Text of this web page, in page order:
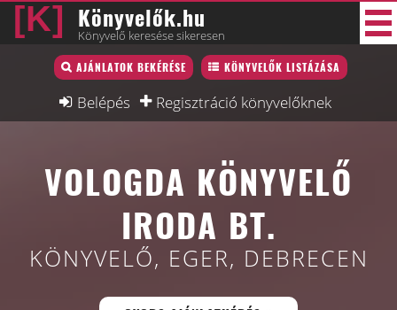
Könyvelők.hu
Könyvelő keresése sikeresen
AJÁNLATOK BEKÉRÉSE KÖNYVELŐK LISTÁZÁSA
Belépés Regisztráció könyvelőknek
Könyvelő lista
Könyvelési munkák
InterjúVOLOGDA KÖNYVELŐ
IRODA BT.
KÖNYVELŐ, EGER, DEBRECEN